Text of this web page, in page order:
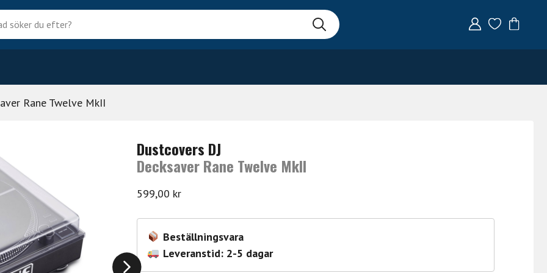
Rane Twelve MkII
Dustcovers DJ
Decksaver Rane Twelve MkII
599,00 kr
Beställningsvara
Leveranstid: 2-5 dagar